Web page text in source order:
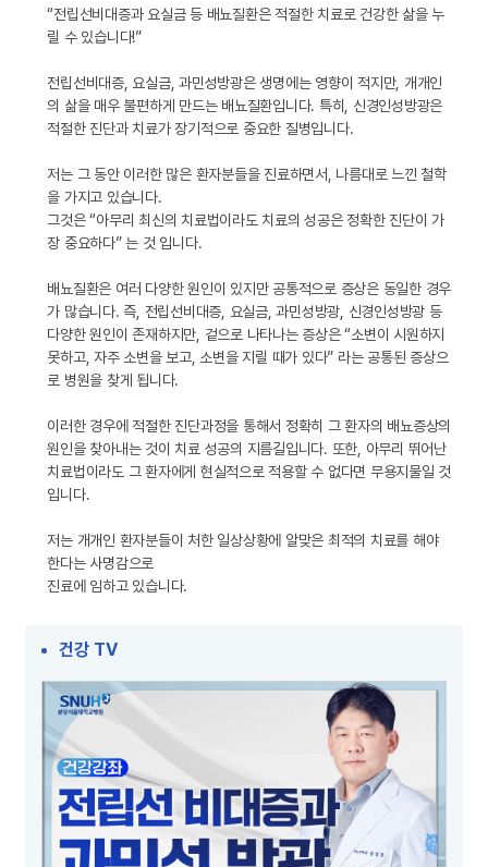
“전립선비대증과 요실금 등 배뇨질환은 적절한 치료로 건강한 삶을 누
릴 수 있습니다!”
전립선비대증, 요실금, 과민성방광은 생명에는 영향이 적지만, 개개인
의 삶을 매우 불편하게 만드는 배뇨질환입니다. 특히, 신경인성방광은
적절한 진단과 치료가 장기적으로 중요한 질병입니다.
저는 그 동안 이러한 많은 환자분들을 진료하면서, 나름대로 느낀 철학
을 가지고 있습니다.
그것은 “아무리 최신의 치료법이라도 치료의 성공은 정확한 진단이 가
장 중요하다” 는 것 입니다.
배뇨질환은 여러 다양한 원인이 있지만 공통적으로 증상은 동일한 경우
가 많습니다. 즉, 전립선비대증, 요실금, 과민성방광, 신경인성방광 등
다양한 원인이 존재하지만, 겉으로 나타나는 증상은 “소변이 시원하지
못하고, 자주 소변을 보고, 소변을 지릴 때가 있다” 라는 공통된 증상으
로 병원을 찾게 됩니다.
이러한 경우에 적절한 진단과정을 통해서 정확히 그 환자의 배뇨증상의
원인을 찾아내는 것이 치료 성공의 지름길입니다. 또한, 아무리 뛰어난
치료법이라도 그 환자에게 현실적으로 적용할 수 없다면 무용지물일 것
입니다.
저는 개개인 환자분들이 처한 일상상황에 알맞은 최적의 치료를 해야
한다는 사명감으로
진료에 임하고 있습니다.
건강 TV